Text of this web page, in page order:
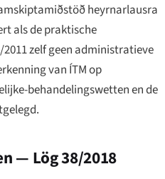
heyrnarlausra
als de praktische
zelf geen administratieve
van ÍTM op
behandelingswetten en de
— Lög 38/2018